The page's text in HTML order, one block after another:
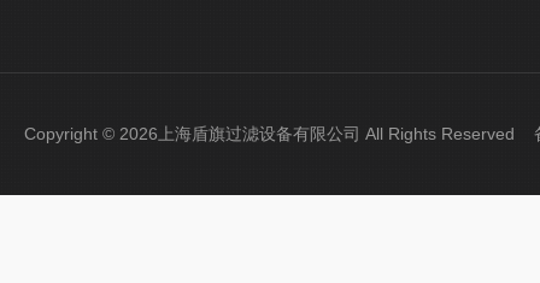
Copyright © 2026上海盾旗过滤设备有限公司 All Rights Reserved